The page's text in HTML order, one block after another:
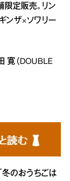
限定販売。リン
ンザ×ソワリー
寛（DOUBLE
のおうちごは